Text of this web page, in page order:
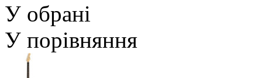
У обрані
У порівняння